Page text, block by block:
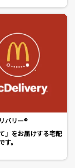
バリー®
」をお届けする宅配
す。